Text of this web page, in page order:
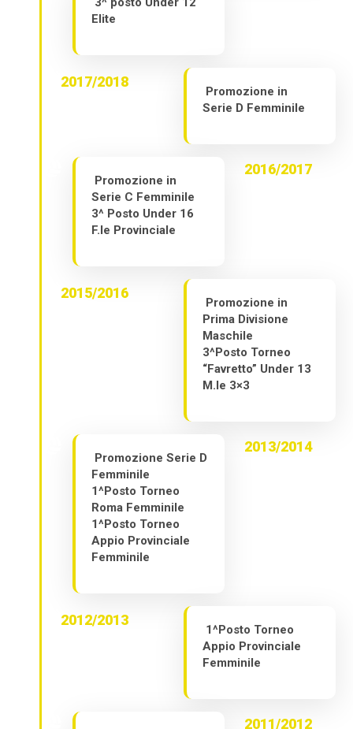
Elite
2017/2018
Promozione in
Serie D Femminile
2016/2017
Promozione in
Serie C Femminile
3^ Posto Under 16
F.le Provinciale
2015/2016
Promozione in
Prima Divisione
Maschile
3^Posto Torneo
“Favretto” Under 13
M.le 3×3
2013/2014
Promozione Serie D
Femminile
1^Posto Torneo
Roma Femminile
1^Posto Torneo
Appio Provinciale
Femminile
2012/2013
1^Posto Torneo
Appio Provinciale
Femminile
2011/2012